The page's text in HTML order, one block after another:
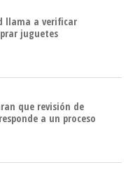
llama a verificar
juguetes
que revisión de
a un proceso